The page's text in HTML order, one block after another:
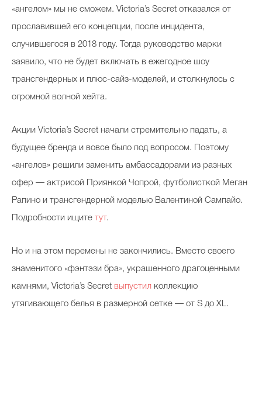
Викторины
«ангелом» мы не сможем. Victoria’s Secret отказался от
прославившей его концепции, после инцидента,
случившегося в 2018 году. Тогда руководство марки
заявило, что не будет включать в ежегодное шоу
трансгендерных и плюс-сайз-моделей, и столкнулось с
огромной волной хейта.
Акции Victoria’s Secret начали стремительно падать, а
будущее бренда и вовсе было под вопросом. Поэтому
«ангелов» решили заменить амбассадорами из разных
сфер — актрисой Приянкой Чопрой, футболисткой Меган
Рапино и трансгендерной моделью Валентиной Сампайо.
Подробности ищите тут.
Но и на этом перемены не закончились. Вместо своего
знаменитого «фэнтэзи бра», украшенного драгоценными
камнями, Victoria’s Secret выпустил коллекцию
утягивающего белья в размерной сетке — от S до XL.